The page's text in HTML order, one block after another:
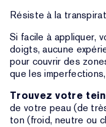
Résiste à la
Si facile à appliquer,
doigts, aucune
pour couvrir des
que les
Trouvez votre
de votre peau (de
ton (froid, neutre ou